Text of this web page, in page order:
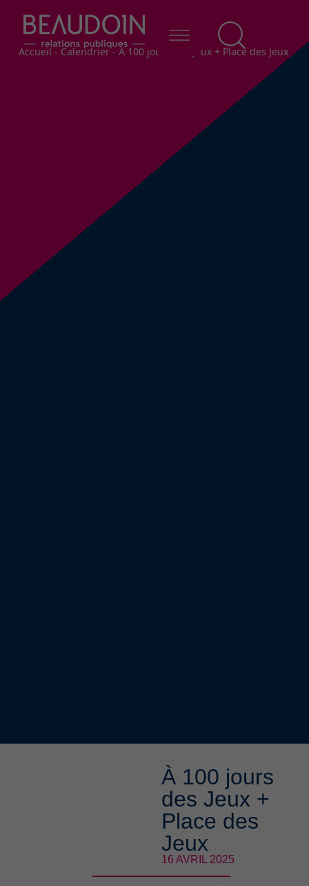
Fil d'Ariane
Accueil-Calendrier-À 100 jours des Jeux + Place des Jeux
À 100 jours
des Jeux +
Place des
Jeux
16 AVRIL 2025